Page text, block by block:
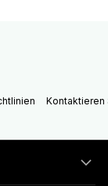
Kontaktieren